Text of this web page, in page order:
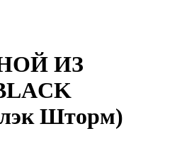
ИЗ
Шторм)